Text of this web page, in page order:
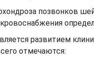
позвонков
развитием
отмечаются: